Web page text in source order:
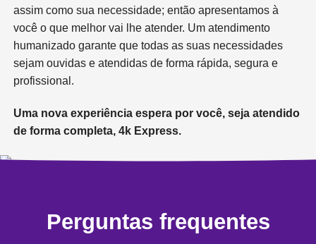
assim como sua necessidade; então apresentamos à
você o que melhor vai lhe atender. Um atendimento
humanizado garante que todas as suas necessidades
sejam ouvidas e atendidas de forma rápida, segura e
profissional.
Uma nova experiência espera por você, seja atendido
de forma completa, 4k Express.
Perguntas frequentes